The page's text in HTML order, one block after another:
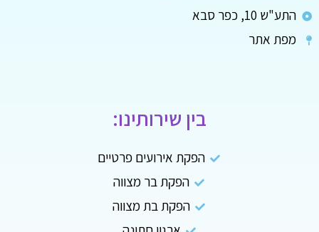
התע"ש 10, כפר סבא
מפת אתר
בין שירותינו:
הפקת אירועים פרטיים
הפקת בר מצווה
הפקת בת מצווה